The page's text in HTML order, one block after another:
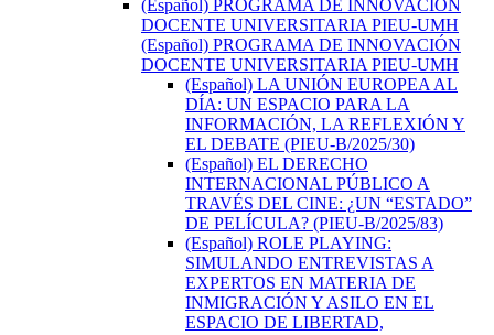
(Español) PROGRAMA DE INNOVACIÓN
DOCENTE UNIVERSITARIA PIEU-UMH
(Español) PROGRAMA DE INNOVACIÓN
DOCENTE UNIVERSITARIA PIEU-UMH
(Español) LA UNIÓN EUROPEA AL
DÍA: UN ESPACIO PARA LA
INFORMACIÓN, LA REFLEXIÓN Y
EL DEBATE (PIEU-B/2025/30)
(Español) EL DERECHO
INTERNACIONAL PÚBLICO A
TRAVÉS DEL CINE: ¿UN “ESTADO”
DE PELÍCULA? (PIEU-B/2025/83)
(Español) ROLE PLAYING:
SIMULANDO ENTREVISTAS A
EXPERTOS EN MATERIA DE
INMIGRACIÓN Y ASILO EN EL
ESPACIO DE LIBERTAD,